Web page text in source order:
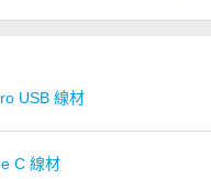
USB 線材
C 線材